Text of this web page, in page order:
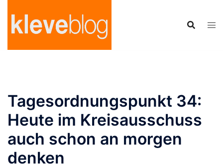
Inhalt
springen
Tagesordnungspunkt 34:
Heute im Kreisausschuss
auch schon an morgen
denken